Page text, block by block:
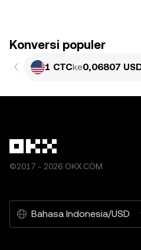
Konversi populer
1 CTCke0,06807
©2017 - 2026 OKX.COM
Bahasa Indonesia/USD